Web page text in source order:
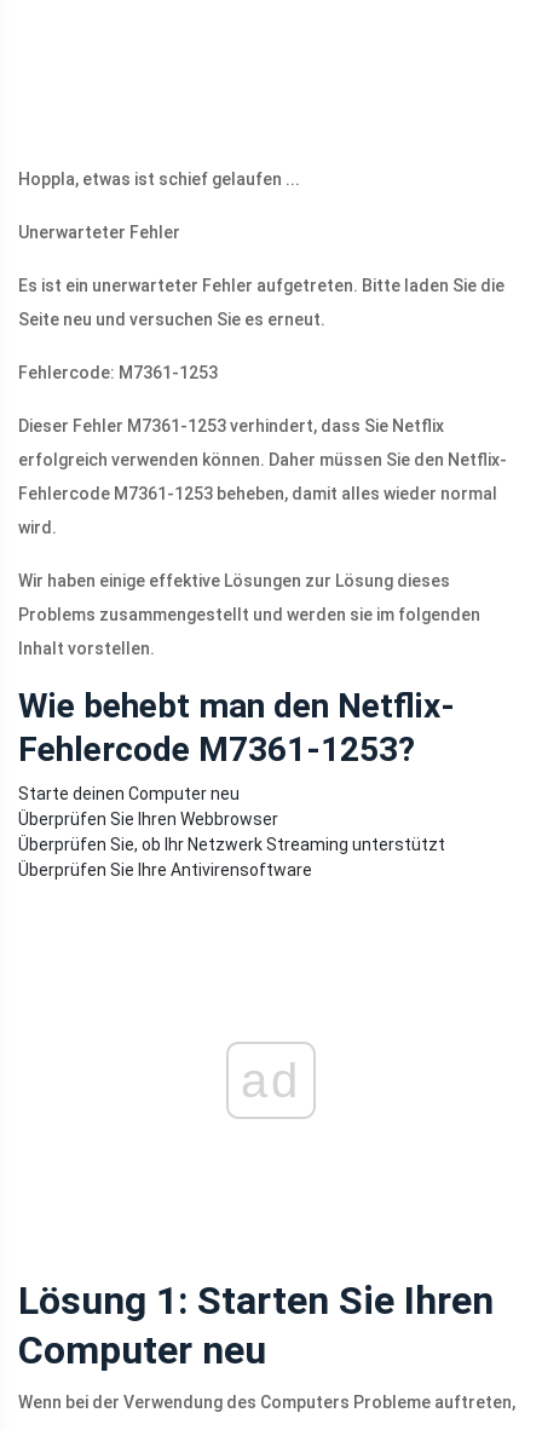
Hoppla, etwas ist schief gelaufen ...
Unerwarteter Fehler
Es ist ein unerwarteter Fehler aufgetreten. Bitte laden Sie die
Seite neu und versuchen Sie es erneut.
Fehlercode: M7361-1253
Dieser Fehler M7361-1253 verhindert, dass Sie Netflix
erfolgreich verwenden können. Daher müssen Sie den Netflix-
Fehlercode M7361-1253 beheben, damit alles wieder normal
wird.
Wir haben einige effektive Lösungen zur Lösung dieses
Problems zusammengestellt und werden sie im folgenden
Inhalt vorstellen.
Wie behebt man den Netflix-
Fehlercode M7361-1253?
Starte deinen Computer neu
Überprüfen Sie Ihren Webbrowser
Überprüfen Sie, ob Ihr Netzwerk Streaming unterstützt
Überprüfen Sie Ihre Antivirensoftware
ad
Lösung 1: Starten Sie Ihren
Computer neu
Wenn bei der Verwendung des Computers Probleme auftreten,